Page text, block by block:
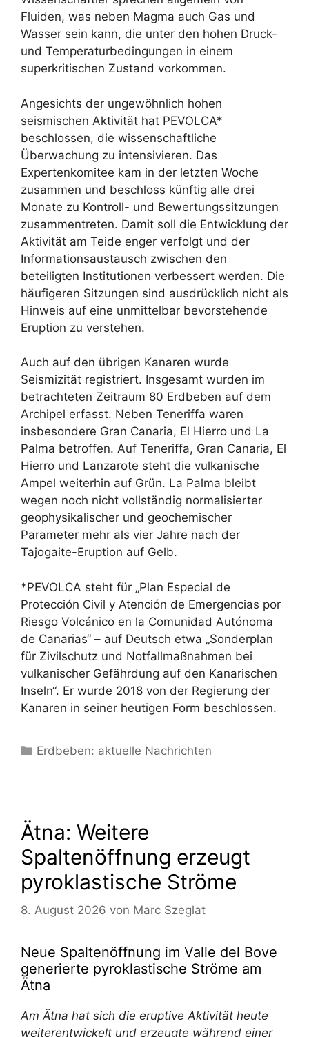
Fluiden, was neben Magma auch Gas und
Wasser sein kann, die unter den hohen Druck-
und Temperaturbedingungen in einem
superkritischen Zustand vorkommen.
Angesichts der ungewöhnlich hohen
seismischen Aktivität hat PEVOLCA*
beschlossen, die wissenschaftliche
Überwachung zu intensivieren. Das
Expertenkomitee kam in der letzten Woche
zusammen und beschloss künftig alle drei
Monate zu Kontroll- und Bewertungssitzungen
zusammentreten. Damit soll die Entwicklung der
Aktivität am Teide enger verfolgt und der
Informationsaustausch zwischen den
beteiligten Institutionen verbessert werden. Die
häufigeren Sitzungen sind ausdrücklich nicht als
Hinweis auf eine unmittelbar bevorstehende
Eruption zu verstehen.
Auch auf den übrigen Kanaren wurde
Seismizität registriert. Insgesamt wurden im
betrachteten Zeitraum 80 Erdbeben auf dem
Archipel erfasst. Neben Teneriffa waren
insbesondere Gran Canaria, El Hierro und La
Palma betroffen. Auf Teneriffa, Gran Canaria, El
Hierro und Lanzarote steht die vulkanische
Ampel weiterhin auf Grün. La Palma bleibt
wegen noch nicht vollständig normalisierter
geophysikalischer und geochemischer
Parameter mehr als vier Jahre nach der
Tajogaite-Eruption auf Gelb.
*PEVOLCA steht für „Plan Especial de
Protección Civil y Atención de Emergencias por
Riesgo Volcánico en la Comunidad Autónoma
de Canarias“ – auf Deutsch etwa „Sonderplan
für Zivilschutz und Notfallmaßnahmen bei
vulkanischer Gefährdung auf den Kanarischen
Inseln“. Er wurde 2018 von der Regierung der
Kanaren in seiner heutigen Form beschlossen.
Kategorien
Erdbeben: aktuelle Nachrichten
Ätna: Weitere
Spaltenöffnung erzeugt
pyroklastische Ströme
8. August 2026 von Marc Szeglat
Neue Spaltenöffnung im Valle del Bove
generierte pyroklastische Ströme am
Ätna
Am Ätna hat sich die eruptive Aktivität heute
weiterentwickelt und erzeugte während einer